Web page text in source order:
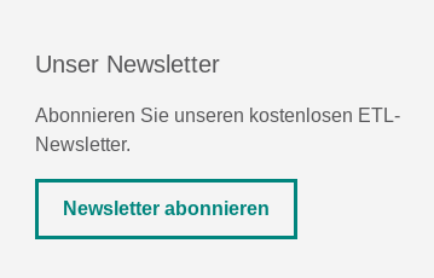
Unser Newsletter
Abonnieren Sie unseren kostenlosen ETL-
Newsletter.
Newsletter abonnieren